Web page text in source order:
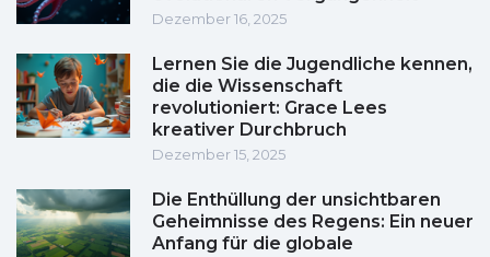
Dezember 16, 2025
Lernen Sie die Jugendliche kennen,
die die Wissenschaft
revolutioniert: Grace Lees
kreativer Durchbruch
Dezember 15, 2025
Die Enthüllung der unsichtbaren
Geheimnisse des Regens: Ein neuer
Anfang für die globale